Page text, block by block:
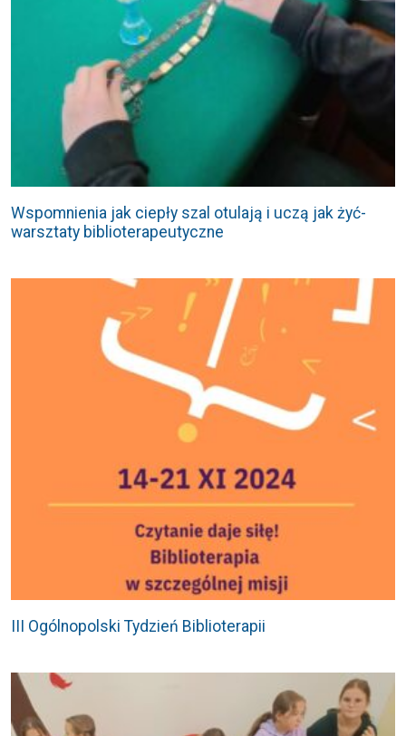
Wspomnienia jak ciepły szal otulają i uczą jak żyć-
warsztaty biblioterapeutyczne
III Ogólnopolski Tydzień Biblioterapii